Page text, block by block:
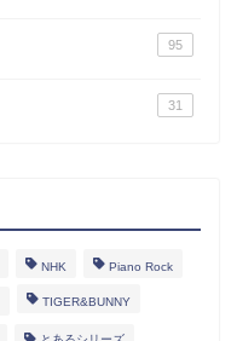
95
31
NHK Piano Rock
TIGER&BUNNY